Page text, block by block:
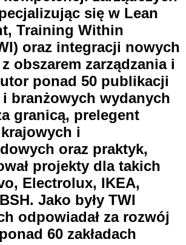
się w Lean
Training Within
oraz integracji nowych
obszarem zarządzania i
ponad 50 publikacji
branżowych wydanych
granicą, prelegent
i
oraz praktyk,
projekty dla takich
Electrolux, IKEA,
Jako były TWI
odpowiadał za rozwój
60 zakładach